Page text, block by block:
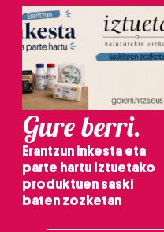
Gure berri.
Erantzun inkesta eta
parte hartu Iztuetako
produktuen saski
baten zozketan